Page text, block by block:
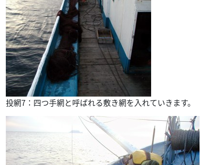
投網7：四つ手網と呼ばれる敷き網を入れていきます。